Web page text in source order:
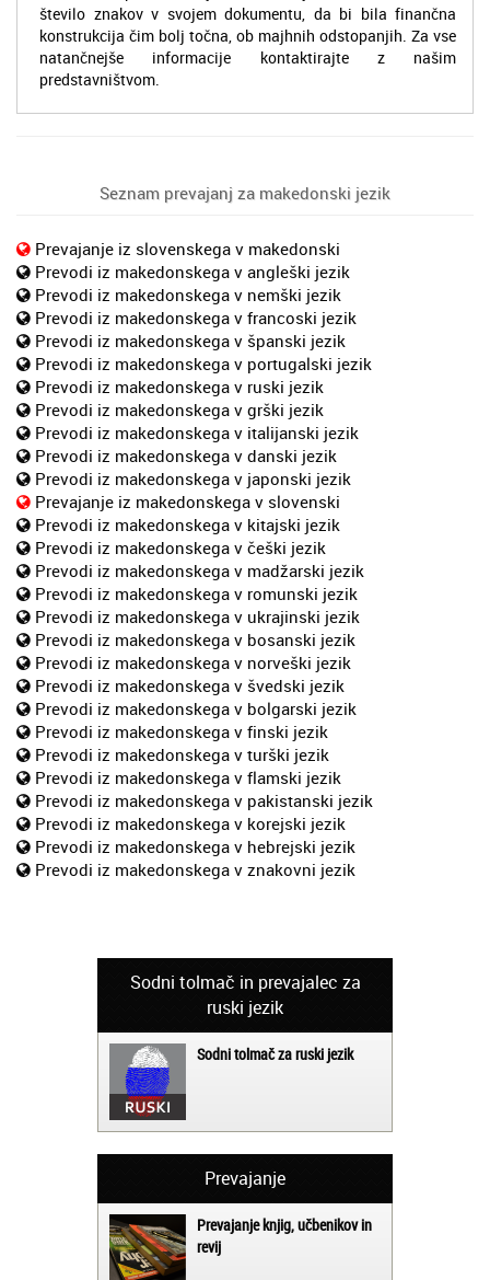
število znakov v svojem dokumentu, da bi bila finančna
konstrukcija čim bolj točna, ob majhnih odstopanjih. Za vse
natančnejše informacije kontaktirajte z našim
predstavništvom.
Seznam prevajanj za makedonski jezik
Prevajanje iz slovenskega v makedonski
Prevodi iz makedonskega v angleški jezik
Prevodi iz makedonskega v nemški jezik
Prevodi iz makedonskega v francoski jezik
Prevodi iz makedonskega v španski jezik
Prevodi iz makedonskega v portugalski jezik
Prevodi iz makedonskega v ruski jezik
Prevodi iz makedonskega v grški jezik
Prevodi iz makedonskega v italijanski jezik
Prevodi iz makedonskega v danski jezik
Prevodi iz makedonskega v japonski jezik
Prevajanje iz makedonskega v slovenski
Prevodi iz makedonskega v kitajski jezik
Prevodi iz makedonskega v češki jezik
Prevodi iz makedonskega v madžarski jezik
Prevodi iz makedonskega v romunski jezik
Prevodi iz makedonskega v ukrajinski jezik
Prevodi iz makedonskega v bosanski jezik
Prevodi iz makedonskega v norveški jezik
Prevodi iz makedonskega v švedski jezik
Prevodi iz makedonskega v bolgarski jezik
Prevodi iz makedonskega v finski jezik
Prevodi iz makedonskega v turški jezik
Prevodi iz makedonskega v flamski jezik
Prevodi iz makedonskega v pakistanski jezik
Prevodi iz makedonskega v korejski jezik
Prevodi iz makedonskega v hebrejski jezik
Prevodi iz makedonskega v znakovni jezik
Sodni tolmač in prevajalec za
ruski jezik
Sodni tolmač za ruski jezik
Prevajanje
Prevajanje knjig, učbenikov in
revij